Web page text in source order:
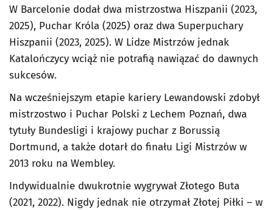
W Barcelonie dodał dwa mistrzostwa Hiszpanii (2023,
2025), Puchar Króla (2025) oraz dwa Superpuchary
Hiszpanii (2023, 2025). W Lidze Mistrzów jednak
Katalończycy wciąż nie potrafią nawiązać do dawnych
sukcesów.
Na wcześniejszym etapie kariery Lewandowski zdobył
mistrzostwo i Puchar Polski z Lechem Poznań, dwa
tytuły Bundesligi i krajowy puchar z Borussią
Dortmund, a także dotarł do finału Ligi Mistrzów w
2013 roku na Wembley.
Indywidualnie dwukrotnie wygrywał Złotego Buta
(2021, 2022). Nigdy jednak nie otrzymał Złotej Piłki – w